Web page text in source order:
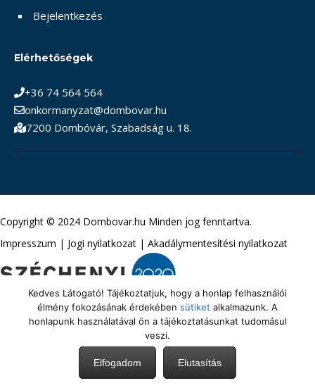
Bejelentkezés
Elérhetőségek
+36 74 564 564
onkormanyzat@dombovar.hu
7200 Dombóvár, Szabadság u. 18.
Copyright © 2024 Dombovar.hu Minden jog fenntartva.
Impresszum | Jogi nyilatkozat | Akadálymentesítési nyilatkozat
Kedves Látogató! Tájékoztatjuk, hogy a honlap felhasználói
élmény fokozásának érdekében sütiket alkalmazunk. A
honlapunk használatával ön a tájékoztatásunkat tudomásul
veszi.
Elfogadom Elutasítás